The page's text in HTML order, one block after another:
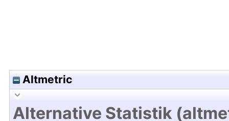
Altmetric
Alternative Statistik